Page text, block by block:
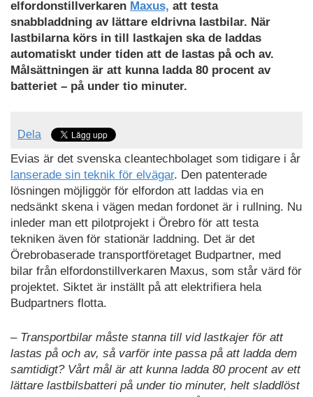
elfordonstillverkaren Maxus, att testa
snabbladdning av lättare eldrivna lastbilar. När
lastbilarna körs in till lastkajen ska de laddas
automatiskt under tiden att de lastas på och av.
Målsättningen är att kunna ladda 80 procent av
batteriet – på under tio minuter.
Dela
Evias är det svenska cleantechbolaget som tidigare i år
lanserade sin teknik för elvägar. Den patenterade
lösningen möjliggör för elfordon att laddas via en
nedsänkt skena i vägen medan fordonet är i rullning. Nu
inleder man ett pilotprojekt i Örebro för att testa
tekniken även för stationär laddning. Det är det
Örebrobaserade transportföretaget Budpartner, med
bilar från elfordonstillverkaren Maxus, som står värd för
projektet. Siktet är inställt på att elektrifiera hela
Budpartners flotta.
– Transportbilar måste stanna till vid lastkajer för att
lastas på och av, så varför inte passa på att ladda dem
samtidigt? Vårt mål är att kunna ladda 80 procent av ett
lättare lastbilsbatteri på under tio minuter, helt sladdlöst